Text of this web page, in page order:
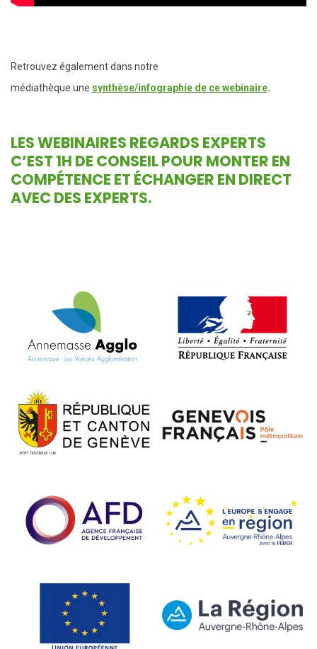
Retrouvez également dans notre
médiathèque une synthèse/infographie de ce webinaire.
LES WEBINAIRES REGARDS EXPERTS
C’EST 1H DE CONSEIL POUR MONTER EN
COMPÉTENCE ET ÉCHANGER EN DIRECT
AVEC DES EXPERTS.